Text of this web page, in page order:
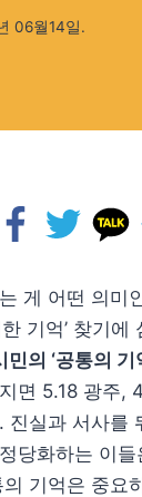
06월14일.
게 어떤 의미
기억’ 찾기
민의 ‘공통의 기
면 5.18 광주,
진실과 서사를
당화하는 이
기억은 중요